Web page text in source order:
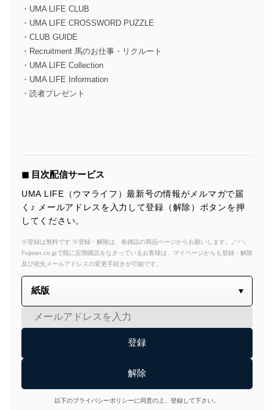
・UMA LIFE CLUB
・UMA LIFE CROSSWORD PUZZLE
・CLUB GUIDE
・Recruitment 馬のお仕事・リクルート
・UMA LIFE Collection
・UMA LIFE Information
・読者プレゼント
◼︎ 目次配信サービス
UMA LIFE（ウマライフ）最新号の情報がメルマガで届
く♪ メールアドレスを入力して登録（解除）ボタンを押
してください。
※登録は無料です ※登録・解除は、各雑誌の商品ページからお願いします。／~＼
Fujisan.co.jpで既に定期購読をなさっているお客様は、マイページからも登録・解除
及び宛先メールアドレスの変更手続きが可能です。
以下のプライバシーポリシーに同意の上、登録して下さい。